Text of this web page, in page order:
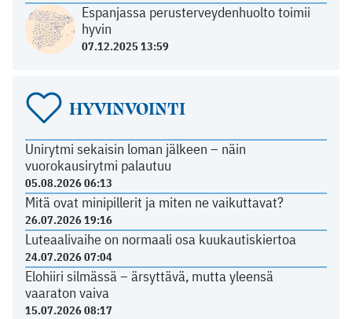
Espanjassa perusterveydenhuolto toimii
hyvin
07.12.2025 13:59
HYVINVOINTI
Unirytmi sekaisin loman jälkeen – näin
vuorokausirytmi palautuu
05.08.2026 06:13
Mitä ovat minipillerit ja miten ne vaikuttavat?
26.07.2026 19:16
Luteaalivaihe on normaali osa kuukautiskiertoa
24.07.2026 07:04
Elohiiri silmässä – ärsyttävä, mutta yleensä
vaaraton vaiva
15.07.2026 08:17